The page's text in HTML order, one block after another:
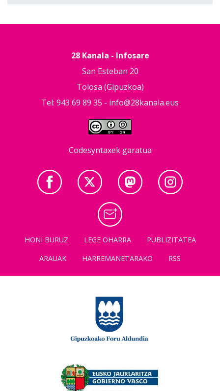
28 Kanala - Infosare
San Esteban 20
Tolosa (Gipuzkoa)
Tel: 943 69 89 35 - info@28kanala.eus
Codesyntaxek garatua
HONI BURUZ LEGE OHARRA
PUBLIZITATEA
ARAUAK
HARREMANETARAKO RSS